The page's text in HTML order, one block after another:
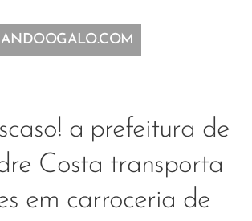
a prefeitura de
Costa transporta
em carroceria de